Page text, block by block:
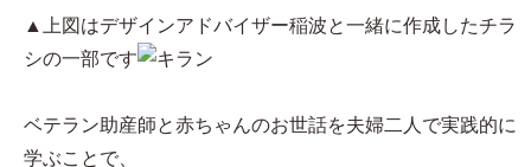
▲上図はデザインアドバイザー稲波と一緒に作成したチラ
シの一部です
ベテラン助産師と赤ちゃんのお世話を夫婦二人で実践的に
学ぶことで、